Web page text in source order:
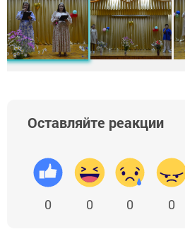
Оставляйте реакции
0 0 0 0